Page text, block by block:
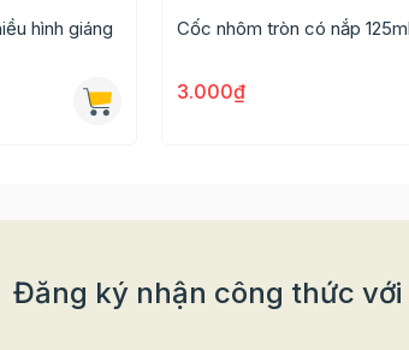
hình giáng
Cốc nhôm tròn có nắp 125ml
3.000₫
Đăng ký nhận công thức với